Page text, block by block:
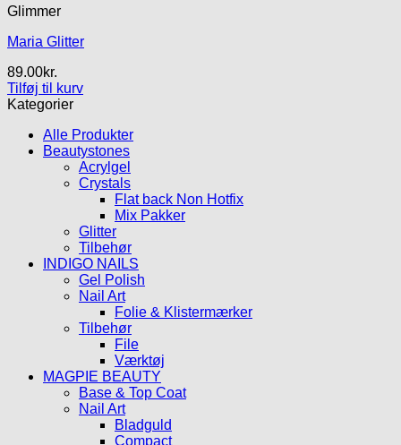
Glimmer
Maria Glitter
89.00kr.
Tilføj til kurv
Kategorier
Alle Produkter
Beautystones
Acrylgel
Crystals
Flat back Non Hotfix
Mix Pakker
Glitter
Tilbehør
INDIGO NAILS
Gel Polish
Nail Art
Folie & Klistermærker
Tilbehør
File
Værktøj
MAGPIE BEAUTY
Base & Top Coat
Nail Art
Bladguld
Compact